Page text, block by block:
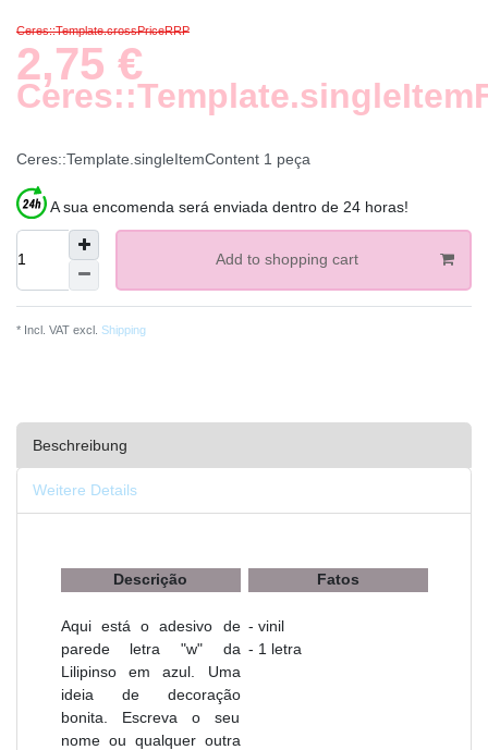
Ceres::Template.crossPriceRRP
2,75 €
Ceres::Template.singleItemContent 1 peça
A sua encomenda será enviada dentro de 24 horas!
Add to shopping cart
* Incl. VAT excl. Shipping
Beschreibung
Weitere Details
Descrição Fatos
Aqui está o adesivo de
parede letra "w" da
Lilipinso em azul. Uma
ideia de decoração
bonita. Escreva o seu
nome ou qualquer outra
- vinil
- 1 letra